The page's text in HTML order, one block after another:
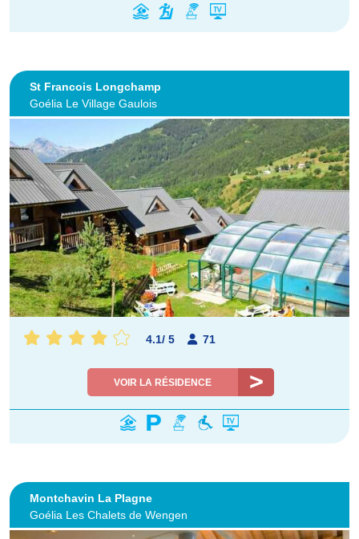
St Francois Longchamp
Goélia Le Village Gaulois
4.1/ 5 71
VOIR LA RÉSIDENCE
Montchavin La Plagne
Goélia Les Chalets de Wengen